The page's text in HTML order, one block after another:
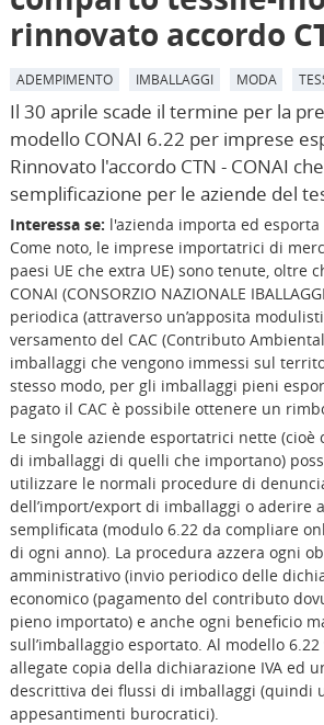
rinnovato accordo
ADEMPIMENTO IMBALLAGGI MODA
Il 30 aprile scade il termine per la
modello CONAI 6.22 per imprese
Rinnovato l'accordo CTN - CONAI
semplificazione per le aziende del
Interessa se: l'azienda importa ed
Come noto, le imprese importatrici di
paesi UE che extra UE) sono tenute, oltre
CONAI (CONSORZIO NAZIONALE
periodica (attraverso un’apposita
versamento del CAC (Contributo
imballaggi che vengono immessi sul
stesso modo, per gli imballaggi pieni
pagato il CAC è possibile ottenere un
Le singole aziende esportatrici nette (cioè
di imballaggi di quelli che importano)
utilizzare le normali procedure di
dell’import/export di imballaggi o aderire
semplificata (modulo 6.22 da compliare
di ogni anno). La procedura azzera ogni
amministrativo (invio periodico delle
economico (pagamento del contributo
pieno importato) e anche ogni beneficio
sull’imballaggio esportato. Al modello
allegate copia della dichiarazione IVA ed
descrittiva dei flussi di imballaggi (quindi
appesantimenti burocratici).